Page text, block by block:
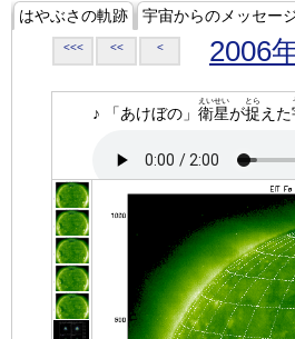
はやぶさの軌跡 宇宙からのメッセー
<<< << < 2006
♪ 「あけぼの」 衛星
えいせい
が捉
とら
えた